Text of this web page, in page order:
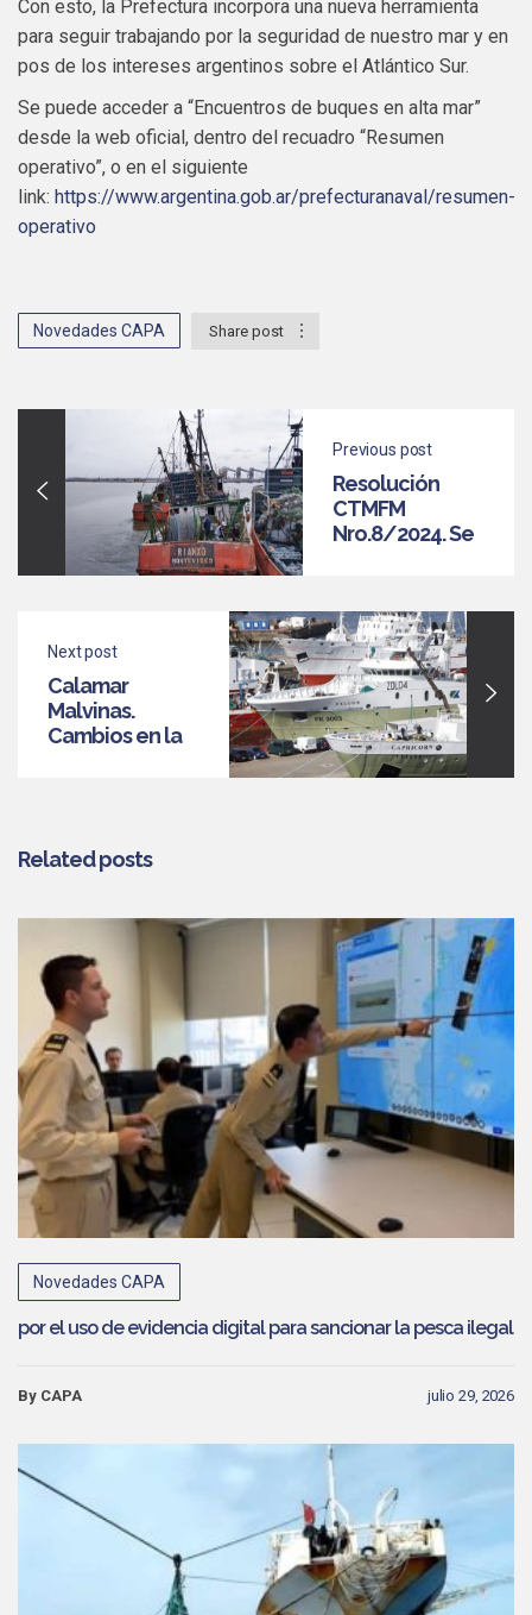
Con esto, la Prefectura incorpora una nueva herramienta
para seguir trabajando por la seguridad de nuestro mar y en
pos de los intereses argentinos sobre el Atlántico Sur.
Se puede acceder a “Encuentros de buques en alta mar”
desde la web oficial, dentro del recuadro “Resumen
operativo”, o en el siguiente
link: https://www.argentina.gob.ar/prefecturanaval/resumen-
operativo
Novedades CAPA Share post
Previous post
Resolución
CTMFM
Nro.8/2024. Se
calamar en la
Zona Común de
Pesca
Next post
Calamar
Malvinas.
Cambios en la
Related posts
Novedades CAPA
por el uso de evidencia digital para sancionar la pesca ilegal
By CAPA julio 29, 2026